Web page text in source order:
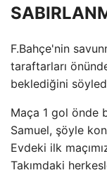
F.Bahçe'nin
taraftarları
beklediğini
Maça 1 gol önde
Samuel, şöyle
Evdeki ilk
Takımdaki